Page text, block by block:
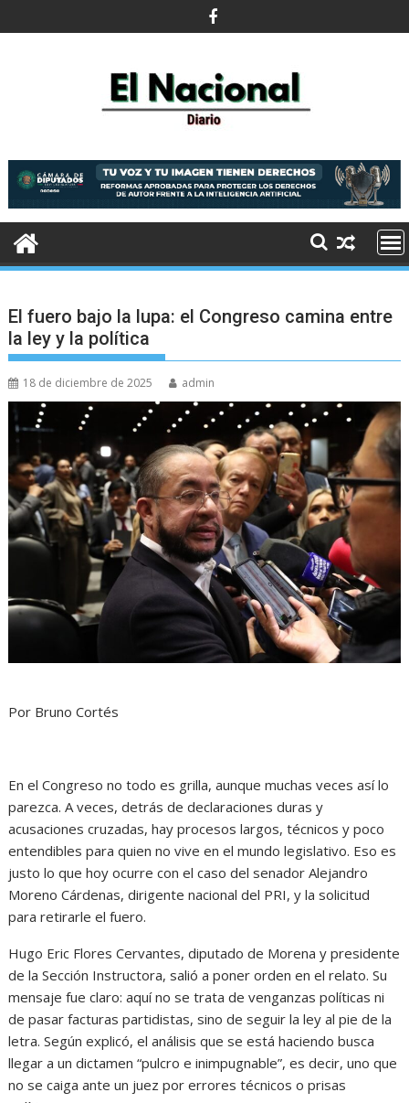
al
El fuero bajo la lupa: el Congreso camina entre
la ley y la política
18 de diciembre de 2025 admin
Por Bruno Cortés
En el Congreso no todo es grilla, aunque muchas veces así lo
parezca. A veces, detrás de declaraciones duras y
acusaciones cruzadas, hay procesos largos, técnicos y poco
entendibles para quien no vive en el mundo legislativo. Eso es
justo lo que hoy ocurre con el caso del senador Alejandro
Moreno Cárdenas, dirigente nacional del PRI, y la solicitud
para retirarle el fuero.
Hugo Eric Flores Cervantes, diputado de Morena y presidente
de la Sección Instructora, salió a poner orden en el relato. Su
mensaje fue claro: aquí no se trata de venganzas políticas ni
de pasar facturas partidistas, sino de seguir la ley al pie de la
letra. Según explicó, el análisis que se está haciendo busca
llegar a un dictamen “pulcro e inimpugnable”, es decir, uno que
no se caiga ante un juez por errores técnicos o prisas